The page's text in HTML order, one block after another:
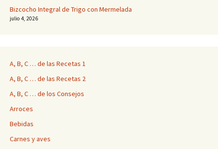
Bizcocho Integral de Trigo con Mermelada
julio 4, 2026
A, B, C … de las Recetas 1
A, B, C … de las Recetas 2
A, B, C … de los Consejos
Arroces
Bebidas
Carnes y aves